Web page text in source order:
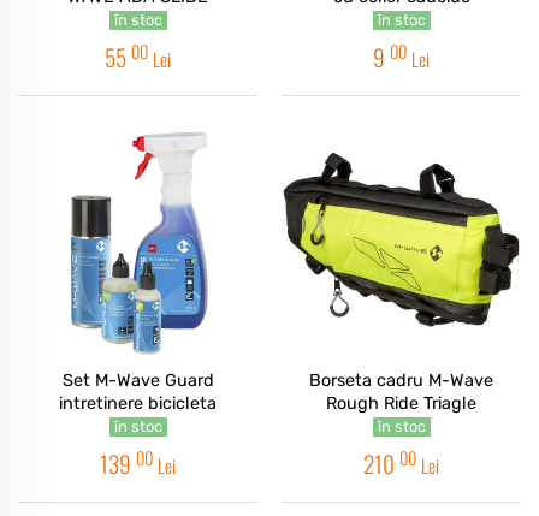
în stoc
55 00 Lei
în stoc
9 00 Lei
Set M-Wave Guard
intretinere bicicleta
în stoc
139 00 Lei
Borseta cadru M-Wave
Rough Ride Triagle
în stoc
210 00 Lei